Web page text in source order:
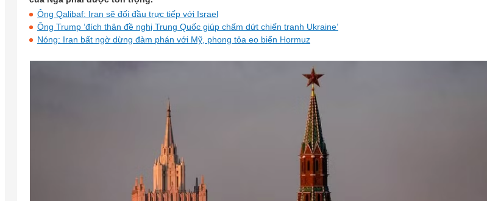
Ông Qalibaf: Iran sẽ đối đầu trực tiếp với Israel
Ông Trump ‘đích thân đề nghị Trung Quốc giúp chấm dứt chiến tranh Ukraine’
Nóng: Iran bất ngờ dừng đàm phán với Mỹ, phong tỏa eo biển Hormuz